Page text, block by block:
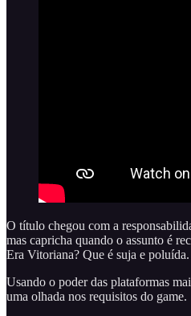
O título chegou com a
mas capricha quando o assunto é
Era Vitoriana? Que é suja e
Usando o poder das plataformas
uma olhada nos requisitos do game.